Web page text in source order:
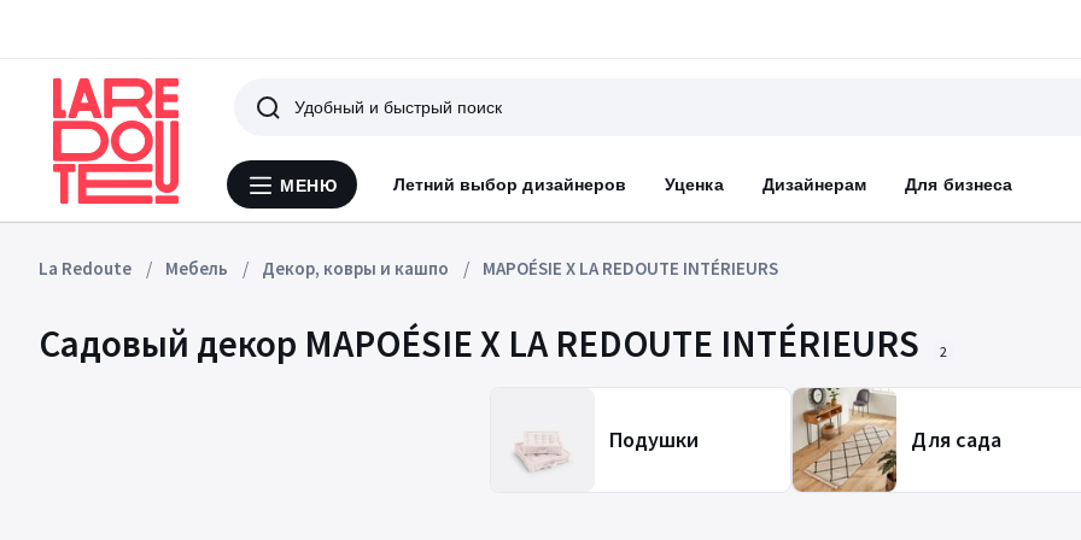
Меню
МЕНЮ Летний выбор дизайнеров Уценка Дизайнерам Для бизнеса
Поиск
La Redoute Мебель Декор, ковры и кашпо MAPOÉSIE X LA REDOUTE INTÉRIEURS
Садовый декор MAPOÉSIE X LA REDOUTE INTÉRIEURS 2
Подушки Для сада